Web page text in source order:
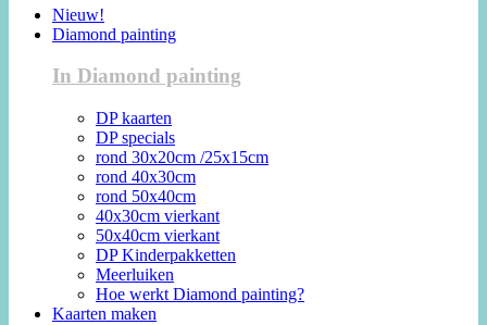
Nieuw!
Diamond painting
In Diamond painting
DP kaarten
DP specials
rond 30x20cm /25x15cm
rond 40x30cm
rond 50x40cm
40x30cm vierkant
50x40cm vierkant
DP Kinderpakketten
Meerluiken
Hoe werkt Diamond painting?
Kaarten maken